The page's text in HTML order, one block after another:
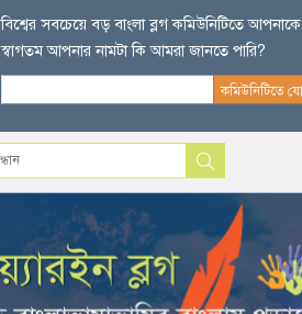
বিশ্বের সবচেয়ে বড় বাংলা ব্লগ কমিউনিটিতে আপনাকে
স্বাগতম আপনার নামটা কি আমরা জানতে পারি?